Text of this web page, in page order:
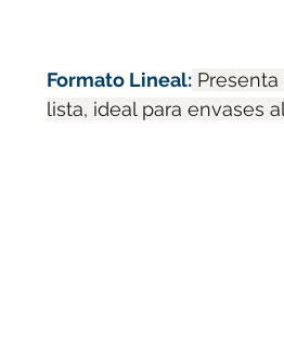
Formato Lineal:
lista, ideal para envases